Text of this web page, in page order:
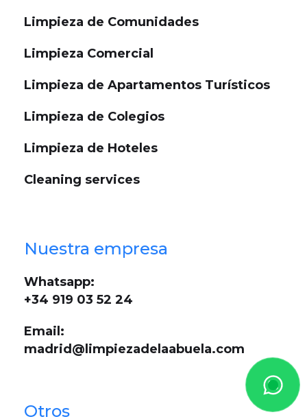
Limpieza de Comunidades
Limpieza Comercial
Limpieza de Apartamentos Turísticos
Limpieza de Colegios
Limpieza de Hoteles
Cleaning services
Nuestra empresa
Whatsapp:
+34 919 03 52 24
Email:
madrid@limpiezadelaabuela.com
Otros